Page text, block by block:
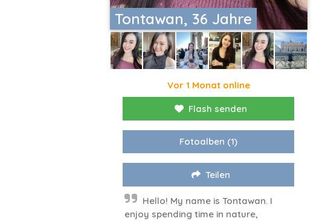
Tontawan, 36 Jahre
Vor 1 Monat online
Flash senden
Fotoalben (1)
Teilen
Hello! My name is Tontawan. I
enjoy spending time in nature,